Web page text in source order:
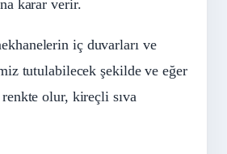
karar verir.
iç duvarları ve
tutulabilecek şekilde ve eğer
renkte olur, kireçli sıva